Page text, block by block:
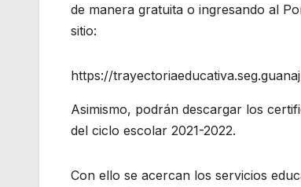
de manera gratuita o ingresando al
sitio:
https://
Asimismo, podrán descargar los
del ciclo escolar 2021-2022.
Con ello se acercan los servicios